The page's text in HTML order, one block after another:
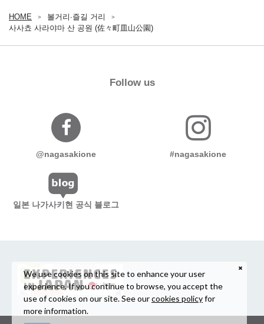
HOME
볼거리∙즐길 거리
사사쵸 사라야마 산 공원 (佐々町皿山公園)
Follow us
@nagasakione #nagasakione
일본 나가사키현 공식 블로그
We use cookies on this site to enhance your user
experience. If you continue to browse, you accept the
use of cookies on our site. See ourcookies policyfor
more information.